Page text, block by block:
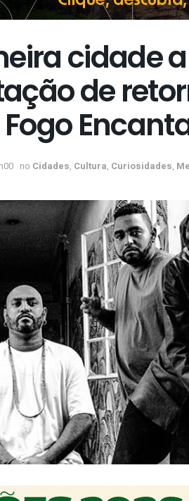
cidade a
de
no Cidades, Cultura, Curiosidades,